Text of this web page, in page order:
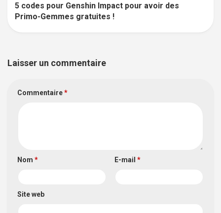
5 codes pour Genshin Impact pour avoir des
Primo-Gemmes gratuites !
Laisser un commentaire
Commentaire*
Nom * E-mail *
Site web